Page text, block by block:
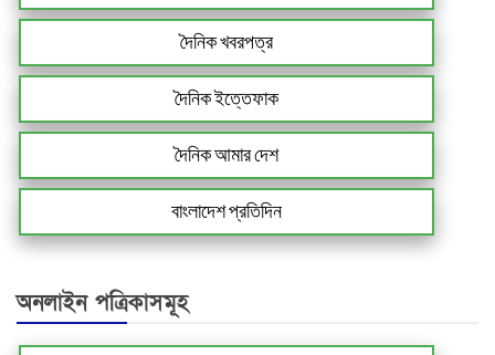
দৈনিক খবরপত্র
দৈনিক ইত্তেফাক
দৈনিক আমার দেশ
বাংলাদেশ প্রতিদিন
অনলাইন পত্রিকাসমূহ